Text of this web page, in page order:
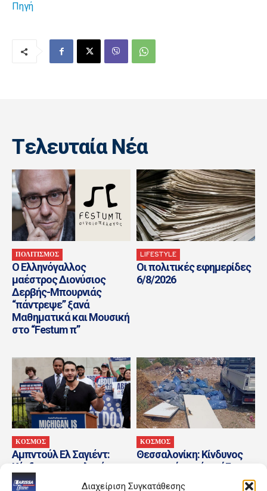
Διαχείριση Συγκατάθεσης
Πηγή
Tελευταία Nέα
ΠΟΛΙΤΙΣΜΟΣ
Ο Ελληνόγαλλος
μαέστρος Διονύσιος
Δερβής-Μπουρνιάς
“πάντρεψε” ξανά
Μαθηματικά και Μουσική
στο “Festum π”
LIFESTYLE
Οι πολιτικές εφημερίδες
6/8/2026
ΚΟΣΜΟΣ
Αμπντούλ Ελ Σαγιέντ:
Κέρδισε στις εκλογές των
Δημοκρατικών την
ΚΟΣΜΟΣ
Θεσσαλονίκη: Κίνδυνος
πυρκαγιάς από μπάζα
που πετούσαν σε